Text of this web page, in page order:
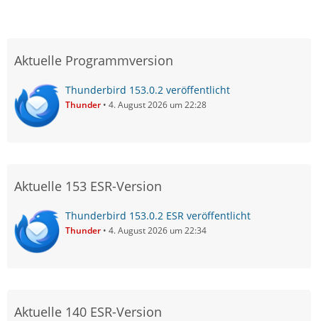
Aktuelle Programmversion
Thunderbird 153.0.2 veröffentlicht
Thunder 4. August 2026 um 22:28
Aktuelle 153 ESR-Version
Thunderbird 153.0.2 ESR veröffentlicht
Thunder 4. August 2026 um 22:34
Aktuelle 140 ESR-Version